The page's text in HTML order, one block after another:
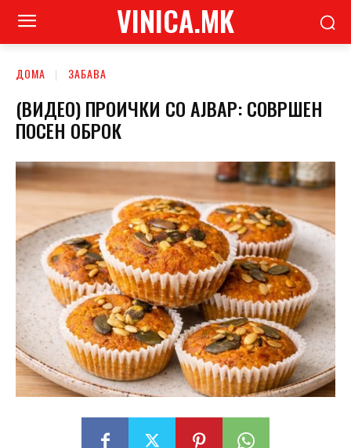
VINICA.MK
ДОМА ЗАБАВА
(ВИДЕО) ПРОИЧКИ СО АЈВАР: СОВРШЕН
ПОСЕН ОБРОК